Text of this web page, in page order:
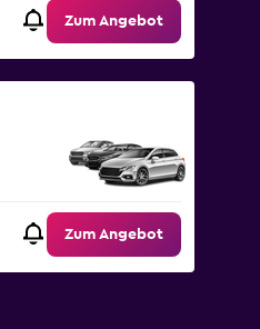
Zum Angebot
Zum Angebot